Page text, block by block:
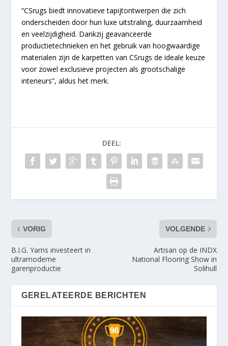
“CSrugs biedt innovatieve tapijtontwerpen die zich
onderscheiden door hun luxe uitstraling, duurzaamheid
en veelzijdigheid. Dankzij geavanceerde
productietechnieken en het gebruik van hoogwaardige
materialen zijn de karpetten van CSrugs de ideale keuze
voor zowel exclusieve projecten als grootschalige
interieurs”, aldus het merk.
DEEL:
VORIG
B.I.G. Yarns investeert in
ultramoderne
garenproductie
VOLGENDE
Artisan op de INDX
National Flooring Show in
Solihull
GERELATEERDE BERICHTEN